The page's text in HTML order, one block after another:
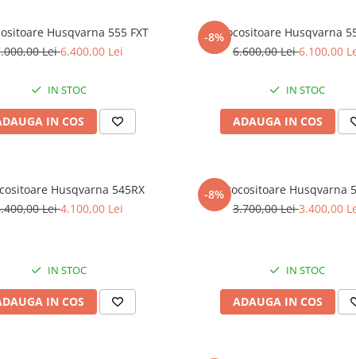
Husqvarna 555 FXT
Lei6.400,00 Lei
IN STOC
IN COS
-8%
Motocositoare Husqvarna
6.600,00 Lei6.100,00
IN STOC
ADAUGA IN COS
Husqvarna 545RX
Lei4.100,00 Lei
IN STOC
IN COS
-8%
Motocositoare Husqvarna
3.700,00 Lei3.400,00
IN STOC
ADAUGA IN COS